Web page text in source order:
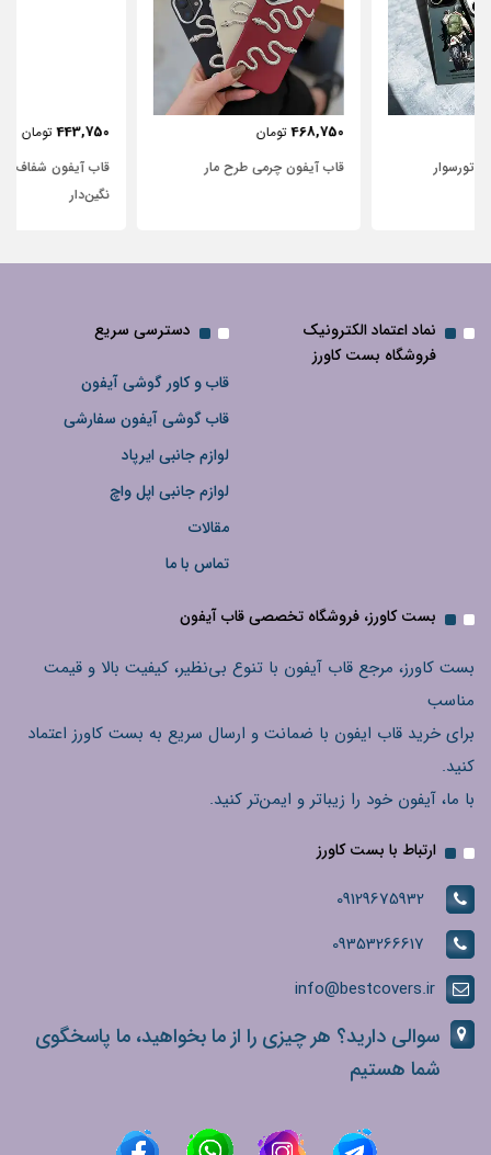
قاب آیفون چرمی طرح مار
قاب آیفون شفاف با پاپیون سفید و
نماد اعتماد الکترونیک
فروشگاه بست کاورز
دسترسی سریع
قاب و کاور گوشی آیفون
قاب گوشی آیفون سفارشی
لوازم جانبی ایرپاد
لوازم جانبی اپل واچ
مقالات
تماس با ما
بست کاورز، فروشگاه تخصصی قاب آیفون
بست کاورز، مرجع قاب آیفون با تنوع بی‌نظیر، کیفیت بالا و قیمت
مناسب
برای خرید قاب ایفون با ضمانت و ارسال سریع به بست کاورز اعتماد
کنید.
با ما، آیفون خود را زیباتر و ایمن‌تر کنید.
ارتباط با بست کاورز
09129675932
09353266617
info@bestcovers.ir
سوالی دارید؟ هر چیزی را از ما بخواهید، ما پاسخگوی
شما هستیم